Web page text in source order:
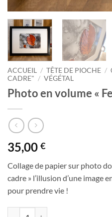
ACCUEIL / TÊTE DE PIOCHE /
CADRE" / VÉGÉTAL
Photo en volume «
35,00 €
Collage de papier sur photo
cadre » l’illusion d’une image
pour prendre vie !